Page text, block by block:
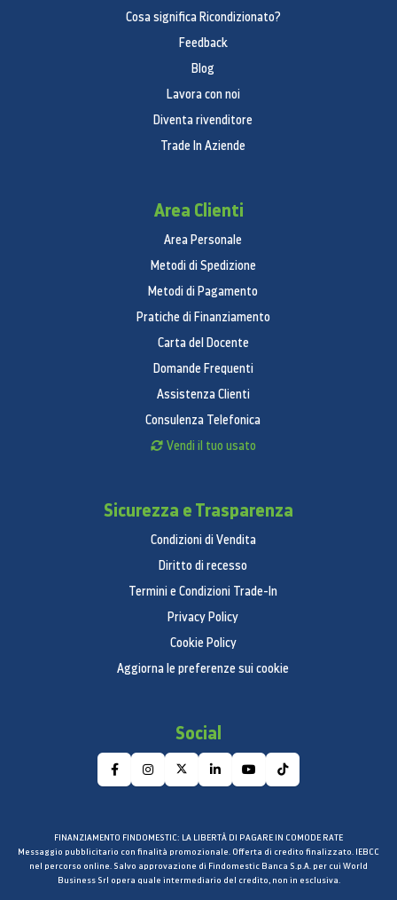
Cosa significa Ricondizionato?
Feedback
Blog
Lavora con noi
Diventa rivenditore
Trade In Aziende
Area Clienti
Area Personale
Metodi di Spedizione
Metodi di Pagamento
Pratiche di Finanziamento
Carta del Docente
Domande Frequenti
Assistenza Clienti
Consulenza Telefonica
Vendi il tuo usato
Sicurezza e Trasparenza
Condizioni di Vendita
Diritto di recesso
Termini e Condizioni Trade-In
Privacy Policy
Cookie Policy
Aggiorna le preferenze sui cookie
Social
FINANZIAMENTO FINDOMESTIC: LA LIBERTÀ DI PAGARE IN COMODE RATE
Messaggio pubblicitario con finalità promozionale. Offerta di credito finalizzato. IEBCC
nel percorso online. Salvo approvazione di Findomestic Banca S.p.A. per cui World
Business Srl opera quale intermediario del credito, non in esclusiva.